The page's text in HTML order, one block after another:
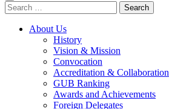
Search
for:
About Us
History
Vision & Mission
Convocation
Accreditation & Collaboration
GUB Ranking
Awards and Achievements
Foreign Delegates